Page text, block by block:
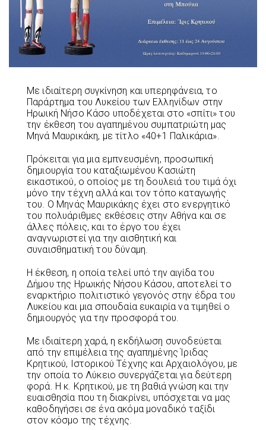
Με ιδιαίτερη συγκίνηση και υπερηφάνεια, το
Παράρτημα του Λυκείου των Ελληνίδων στην
Ηρωική Νήσο Κάσο υποδέχεται στο «σπίτι» του
την έκθεση του αγαπημένου συμπατριώτη μας
Μηνά Μαυρικάκη, με τίτλο «40+1 Παλικάρια».
Πρόκειται για μια εμπνευσμένη, προσωπική
δημιουργία του καταξιωμένου Κασιώτη
εικαστικού, ο οποίος με τη δουλειά του τιμά όχι
μόνο την τέχνη αλλά και τον τόπο καταγωγής
του. Ο Μηνάς Μαυρικάκης έχει στο ενεργητικό
του πολυάριθμες εκθέσεις στην Αθήνα και σε
άλλες πόλεις, και το έργο του έχει
αναγνωριστεί για την αισθητική και
συναισθηματική του δύναμη.
Η έκθεση, η οποία τελεί υπό την αιγίδα του
Δήμου της Ηρωικής Νήσου Κάσου, αποτελεί το
εναρκτήριο πολιτιστικό γεγονός στην έδρα του
Λυκείου και μια σπουδαία ευκαιρία να τιμηθεί ο
δημιουργός για την προσφορά του.
Με ιδιαίτερη χαρά, η εκδήλωση συνοδεύεται
από την επιμέλεια της αγαπημένης Ίριδας
Κρητικού, Ιστορικού Τέχνης και Αρχαιολόγου, με
την οποία το Λύκειο συνεργάζεται για δεύτερη
φορά. Η κ. Κρητικού, με τη βαθιά γνώση και την
ευαισθησία που τη διακρίνει, υπόσχεται να μας
καθοδηγήσει σε ένα ακόμα μοναδικό ταξίδι
στον κόσμο της τέχνης.